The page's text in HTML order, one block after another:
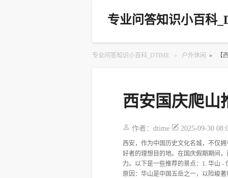
专业问答知识小百科
专业问答知识小百科_DTIME » 户外休闲 » 【
西安国庆爬山
作者：dtime 2025-09-30
西安，作为中国历史文化名城，不仅
好者的理想目的地。在国庆假期期间
力。以下是一些推荐的景点：1. 华山 -
原因：华山是中国五岳之一，以险峻著